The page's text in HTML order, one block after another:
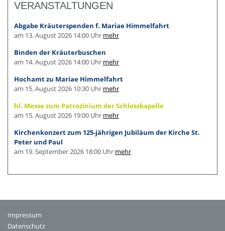
VERANSTALTUNGEN
Abgabe Kräuterspenden f. Mariae Himmelfahrt
am 13. August 2026 14:00 Uhr mehr
Binden der Kräuterbuschen
am 14. August 2026 14:00 Uhr mehr
Hochamt zu Mariae Himmelfahrt
am 15. August 2026 10:30 Uhr mehr
hl. Messe zum Patrozinium der Schlosskapelle
am 15. August 2026 19:00 Uhr mehr
Kirchenkonzert zum 125-jährigen Jubiläum der Kirche St.
Peter und Paul
am 19. September 2026 18:00 Uhr mehr
Impressum
Datenschutz